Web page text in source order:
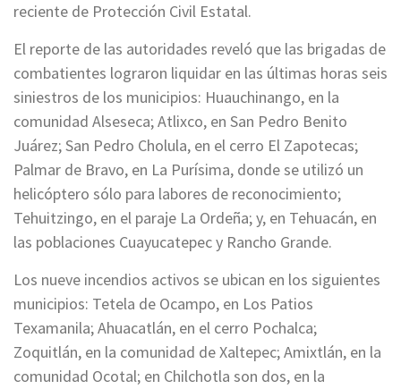
reciente de Protección Civil Estatal.
El reporte de las autoridades reveló que las brigadas de
combatientes lograron liquidar en las últimas horas seis
siniestros de los municipios: Huauchinango, en la
comunidad Alseseca; Atlixco, en San Pedro Benito
Juárez; San Pedro Cholula, en el cerro El Zapotecas;
Palmar de Bravo, en La Purísima, donde se utilizó un
helicóptero sólo para labores de reconocimiento;
Tehuitzingo, en el paraje La Ordeña; y, en Tehuacán, en
las poblaciones Cuayucatepec y Rancho Grande.
Los nueve incendios activos se ubican en los siguientes
municipios: Tetela de Ocampo, en Los Patios
Texamanila; Ahuacatlán, en el cerro Pochalca;
Zoquitlán, en la comunidad de Xaltepec; Amixtlán, en la
comunidad Ocotal; en Chilchotla son dos, en la